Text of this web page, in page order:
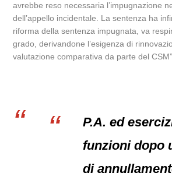
avrebbe reso necessaria l’impugnazione
dell’appello incidentale. La sentenza ha
riforma della sentenza impugnata, va
grado, derivandone l’esigenza di
valutazione comparativa da parte del CSM”.
P.A. ed
funzioni dopo
di